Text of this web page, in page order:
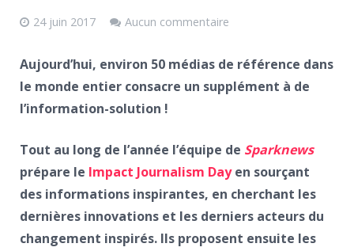
Nos formations
Contact
24 juin 2017 Aucun commentaire
Aujourd’hui, environ 50 médias de référence dans
le monde entier consacre un supplément à de
l’information-solution !
Tout au long de l’année l’équipe de Sparknews
prépare le Impact Journalism Dayen sourçant
des informations inspirantes, en cherchant les
dernières innovations et les derniers acteurs du
changement inspirés. Ils proposent ensuite les